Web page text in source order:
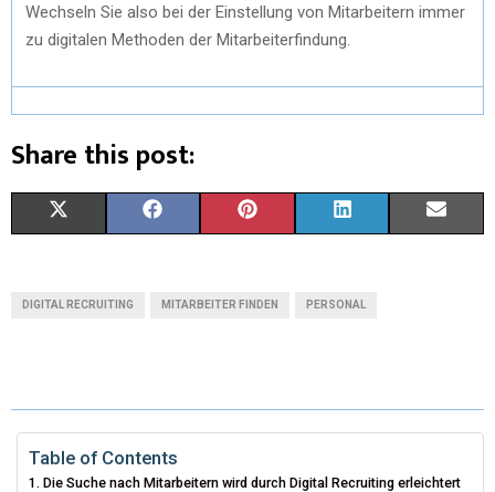
Wechseln Sie also bei der Einstellung von Mitarbeitern immer
zu digitalen Methoden der Mitarbeiterfindung.
Share this post:
T
T
O
O
R D
DIGITAL RECRUITING MITARBEITER FINDEN PERSONAL
Table of Contents
Die Suche nach Mitarbeitern wird durch Digital Recruiting erleichtert